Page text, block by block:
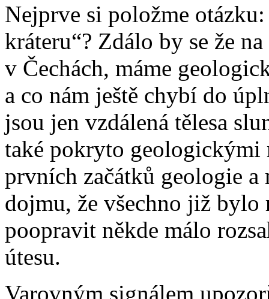
Nejprve si položme
kráteru“? Zdálo by se že
v Čechách, máme
a co nám ještě chybí do
jsou jen vzdálená tělesa
také pokryto geologickými
prvních začátků geologie
dojmu, že všechno již bylo
poopravit někde málo
útesu.
Varovným signálem